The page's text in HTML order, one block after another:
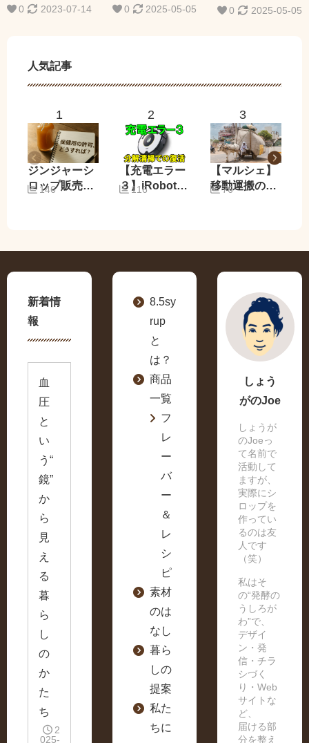
単なローストビ
0 2023-07-14
の三角関係
0 2025-05-05
みる回
0 2025-05-05
人気記事
ジンジャーシ
ロップ販売で
146
【充電エラー
３】iRobot
116
【マルシェ】
移動運搬の問
76
新着情
報
血
圧
と
い
う“
鏡”
か
ら
見
え
る
暮
ら
し
の
か
た
ち
2
025-
8.5sy
rup
と
は？
商品
一覧
フ
レ
ー
バ
ー
＆
レ
シ
ピ
素材
のは
なし
暮ら
しの
提案
私た
ちに
しょう
がのJoe
しょうが
のJoeっ
て名前で
活動して
ますが、
実際にシ
ロップを
作ってい
るのは友
人です
（笑）
私はそ
の“発酵の
うしろが
わ”で、
デザイ
ン・発
信・チラ
シづく
り・Web
サイトな
ど、
届ける部
分を整え